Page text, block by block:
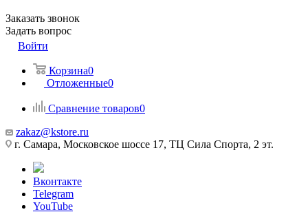
Заказать звонок
Задать вопрос
Войти
Корзина0
Отложенные0
Сравнение товаров0
zakaz@kstore.ru
г. Самара, Московское шоссе 17, ТЦ Сила Спорта, 2 эт.
Вконтакте
Telegram
YouTube